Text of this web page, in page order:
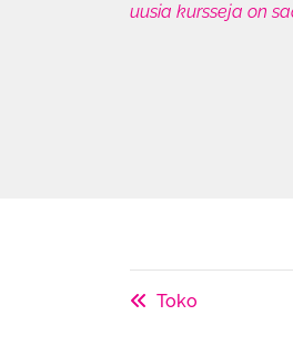
uusia kursseja on
Toko